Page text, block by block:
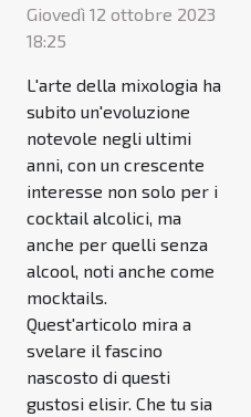
Giovedì 12 ottobre 2023
18:25
L'arte della mixologia ha
subito un'evoluzione
notevole negli ultimi
anni, con un crescente
interesse non solo per i
cocktail alcolici, ma
anche per quelli senza
alcool, noti anche come
mocktails.
Quest'articolo mira a
svelare il fascino
nascosto di questi
gustosi elisir. Che tu sia